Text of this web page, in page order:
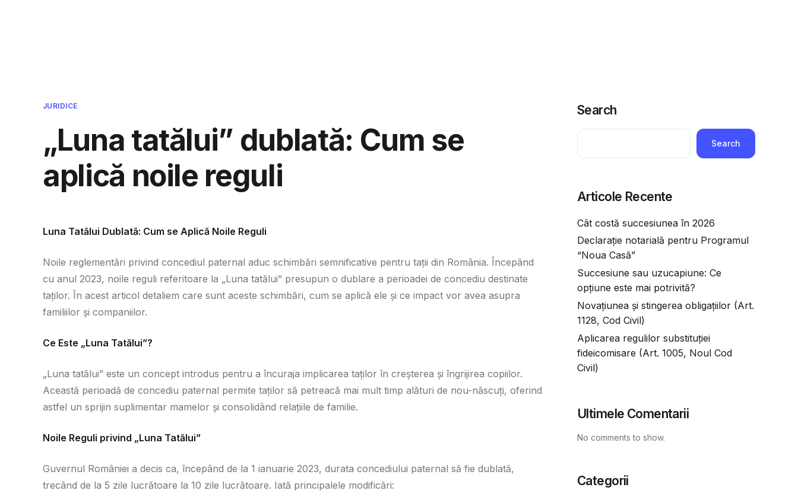
JURIDICE
„Luna tatălui” dublată: Cum se
aplică noile reguli
Luna Tatălui Dublată: Cum se Aplică Noile Reguli
Noile reglementări privind concediul paternal aduc schimbări semnificative pentru tații din România. Începând
cu anul 2023, noile reguli referitoare la „Luna tatălui” presupun o dublare a perioadei de concediu destinate
taților. În acest articol detaliem care sunt aceste schimbări, cum se aplică ele și ce impact vor avea asupra
familiilor și companiilor.
Ce Este „Luna Tatălui”?
„Luna tatălui” este un concept introdus pentru a încuraja implicarea taților în creșterea și îngrijirea copiilor.
Această perioadă de concediu paternal permite taților să petreacă mai mult timp alături de nou-născuți, oferind
astfel un sprijin suplimentar mamelor și consolidând relațiile de familie.
Noile Reguli privind „Luna Tatălui”
Guvernul României a decis ca, începând de la 1 ianuarie 2023, durata concediului paternal să fie dublată,
trecând de la 5 zile lucrătoare la 10 zile lucrătoare. Iată principalele modificări:
Search
Search
Articole Recente
Cât costă succesiunea în 2026
Declarație notarială pentru Programul
“Noua Casă”
Succesiune sau uzucapiune: Ce
opțiune este mai potrivită?
Novațiunea și stingerea obligațiilor (Art.
1128, Cod Civil)
Aplicarea regulilor substituției
fideicomisare (Art. 1005, Noul Cod
Civil)
Ultimele Comentarii
No comments to show.
Categorii